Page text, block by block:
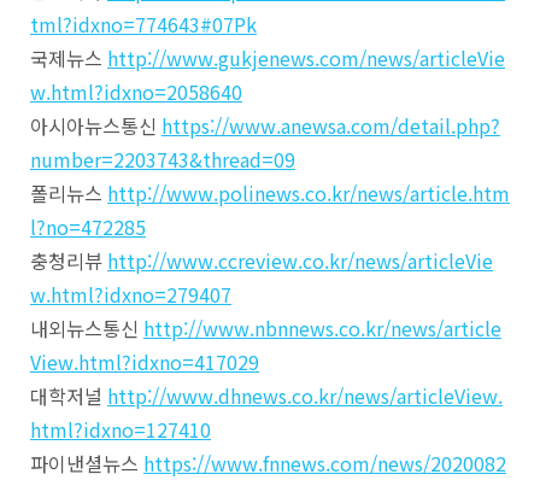
tml?idxno=774643#07Pk
국제뉴스 http://www.gukjenews.com/news/articleVie
w.html?idxno=2058640
아시아뉴스통신 https://www.anewsa.com/detail.php?
number=2203743&thread=09
폴리뉴스 http://www.polinews.co.kr/news/article.htm
l?no=472285
충청리뷰 http://www.ccreview.co.kr/news/articleVie
w.html?idxno=279407
내외뉴스통신 http://www.nbnnews.co.kr/news/article
View.html?idxno=417029
대학저널 http://www.dhnews.co.kr/news/articleView.
html?idxno=127410
파이낸셜뉴스 https://www.fnnews.com/news/2020082